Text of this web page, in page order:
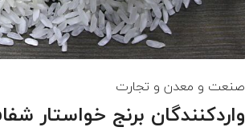
صنعت و معدن و تجارت
واردکنندگان برنج خواستار